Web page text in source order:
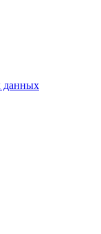
данных